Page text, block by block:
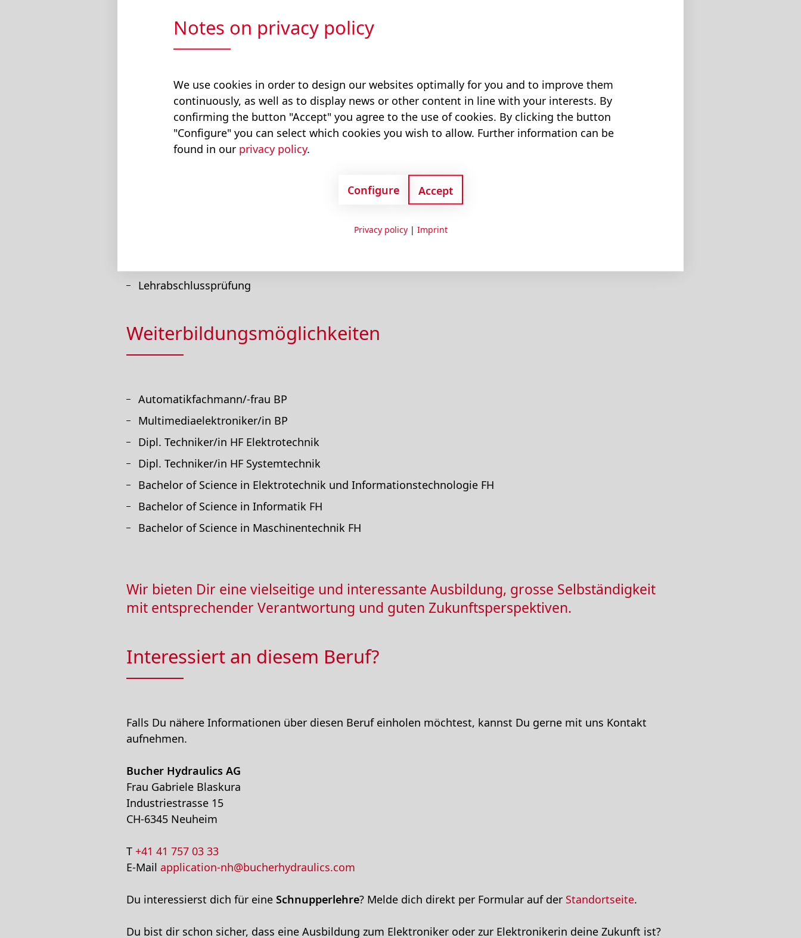
Ausbildungsdauer
Lehrzeit 4 Jahre
Schule
Lehrabschlussprüfung
Weiterbildungsmöglichkeiten
Automatikfachmann/-frau BP
Multimediaelektroniker/in BP
Dipl. Techniker/in HF Elektrotechnik
Dipl. Techniker/in HF Systemtechnik
Bachelor of Science in Elektrotechnik und Informationstechnologie FH
Bachelor of Science in Informatik FH
Bachelor of Science in Maschinentechnik FH
Wir bieten Dir eine vielseitige und interessante Ausbildung, grosse Selbständigkeit
mit entsprechender Verantwortung und guten Zukunftsperspektiven.
Interessiert an diesem Beruf?
Falls Du nähere Informationen über diesen Beruf einholen möchtest, kannst Du gerne mit uns Kontakt
aufnehmen.
Bucher Hydraulics AG
Frau Gabriele Blaskura
Industriestrasse 15
CH-6345 Neuheim
T +41 41 757 03 33
E-Mail application-nh@bucherhydraulics.com
Du interessierst dich für eine Schnupperlehre? Melde dich direkt per Formular auf der Standortseite.
Du bist dir schon sicher, dass eine Ausbildung zum Elektroniker oder zur Elektronikerin deine Zukunft ist?
Notes on privacy policy
We use cookies in order to design our websites optimally for you and to improve them
continuously, as well as to display news or other content in line with your interests. By
confirming the button "Accept" you agree to the use of cookies. By clicking the button
"Configure" you can select which cookies you wish to allow. Further information can be
found in our privacy policy.
Configure Accept
Privacy policy| Imprint